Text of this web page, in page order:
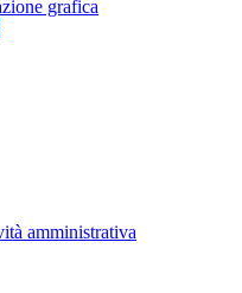
grafica
amministrativa